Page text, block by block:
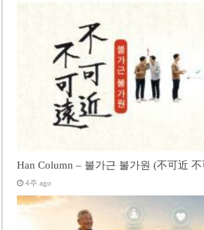
Han Column – 불가근 불가원 (不可近
4주 ago